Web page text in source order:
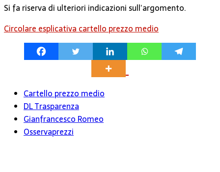
Si fa riserva di ulteriori indicazioni sull’argomento.
Circolare esplicativa cartello prezzo medio
Cartello prezzo medio
DL Trasparenza
Gianfrancesco Romeo
Osservaprezzi